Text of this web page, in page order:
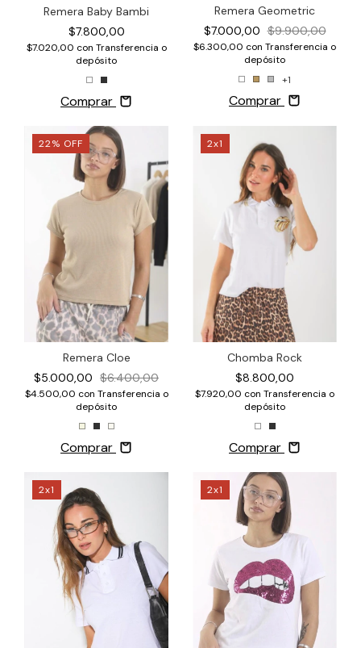
Remera Baby Bambi
$7.800,00
$7.020,00 con Transferencia o
depósito
Comprar
Remera Geometric
$7.000,00 $9.900,00
$6.300,00 con Transferencia o
depósito
+1
Comprar
22% OFF
Remera Cloe
$5.000,00 $6.400,00
$4.500,00 con Transferencia o
depósito
Comprar
2x1
Chomba Rock
$8.800,00
$7.920,00 con Transferencia o
depósito
Comprar
2x1 2x1